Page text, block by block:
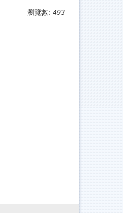
瀏覽數: 493